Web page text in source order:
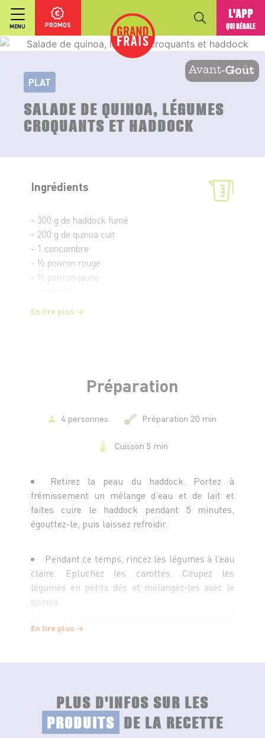
MENU PROMOS
L'APP
QUI RÉGALE
PLAT
SALADE DE QUINOA, LÉGUMES
CROQUANTS ET HADDOCK
Ingrédients
- 300 g de haddock fumé
- 200 g de quinoa cuit
- 1 concombre
- ½ poivron rouge
- ½ poivron jaune
- 1 c. à s. de moutarde au miel
En lire plus
Préparation
4 personnes Préparation 20 min
Cuisson 5 min
Retirez la peau du haddock. Portez à
frémissement un mélange d’eau et de lait et
faites cuire le haddock pendant 5 minutes,
égouttez-le, puis laissez refroidir.
Pendant ce temps, rincez les légumes à l’eau
claire. Epluchez les carottes. Coupez les
légumes en petits dés et mélangez-les avec le
quinoa.
Dans un petit bol, mélangez la moutarde et le
filet. Assaisonnez de sel et de poivre.
Coupez le haddock en morceaux et ajoutez-
les à la salade. Mélangez délicatement. Servez la
salade avec la vinaigrette.
En lire plus
PLUS D'INFOS SUR LES
PRODUITS DE LA RECETTE